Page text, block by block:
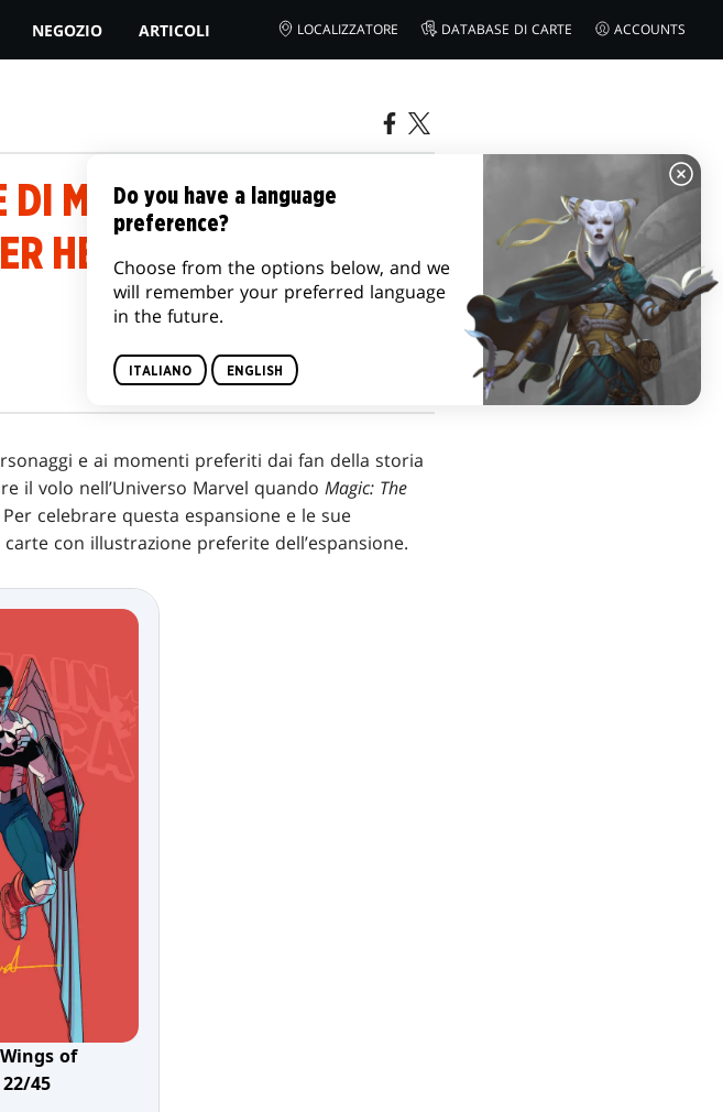
NEGOZIO ARTICOLI LOCALIZZATORE DATABASE DI CARTE ACCOUNTS
DI MAGIC: THE
HEROES
e ai momenti preferiti dai fan della storia
il volo nell’Universo Marvel quando Magic: The
celebrare questa espansione e le sue
con illustrazione preferite dell’espansione.
of
45
Do you have a language
preference?
Choose from the options below, and we
will remember your preferred language
in the future.
ITALIANO ENGLISH